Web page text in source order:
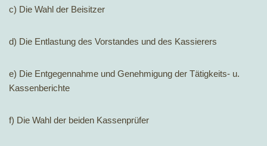
c) Die Wahl der Beisitzer
d) Die Entlastung des Vorstandes und des Kassierers
e) Die Entgegennahme und Genehmigung der Tätigkeits- u.
Kassenberichte
f) Die Wahl der beiden Kassenprüfer